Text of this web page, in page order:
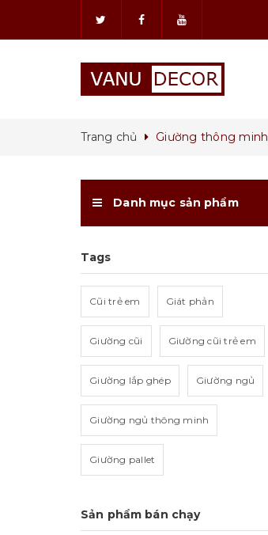
Trang chủ Giường thông minh
Tuỳ chọn
Danh mục sản phẩm
Tags
Cũi trẻ em Giát phản
Giường cũi Giường cũi trẻ em
Giường lắp ghép Giường ngủ
Giường ngủ thông minh
Giường pallet
Sản phẩm bán chạy